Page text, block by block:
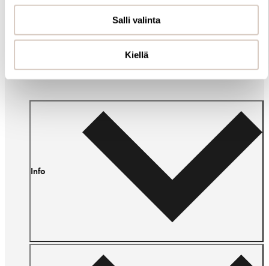
Salli valinta
Kiellä
55,95 €
Balmuir tuoksukynttilä
55,95 €
Info